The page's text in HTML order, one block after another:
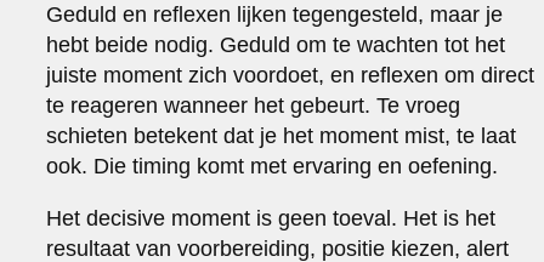
Geduld en reflexen lijken tegengesteld, maar je
hebt beide nodig. Geduld om te wachten tot het
juiste moment zich voordoet, en reflexen om direct
te reageren wanneer het gebeurt. Te vroeg
schieten betekent dat je het moment mist, te laat
ook. Die timing komt met ervaring en oefening.
Het decisive moment is geen toeval. Het is het
resultaat van voorbereiding, positie kiezen, alert